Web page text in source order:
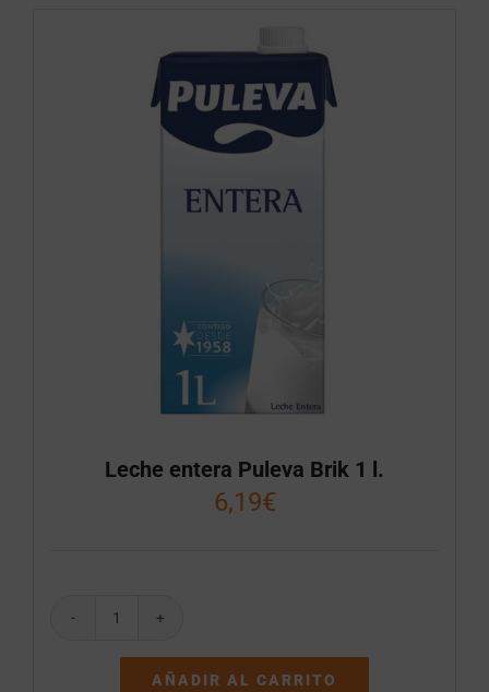
Leche entera Puleva Brik 1 l.
6,19€
Leche
PulevaAÑADIR AL CARRITO